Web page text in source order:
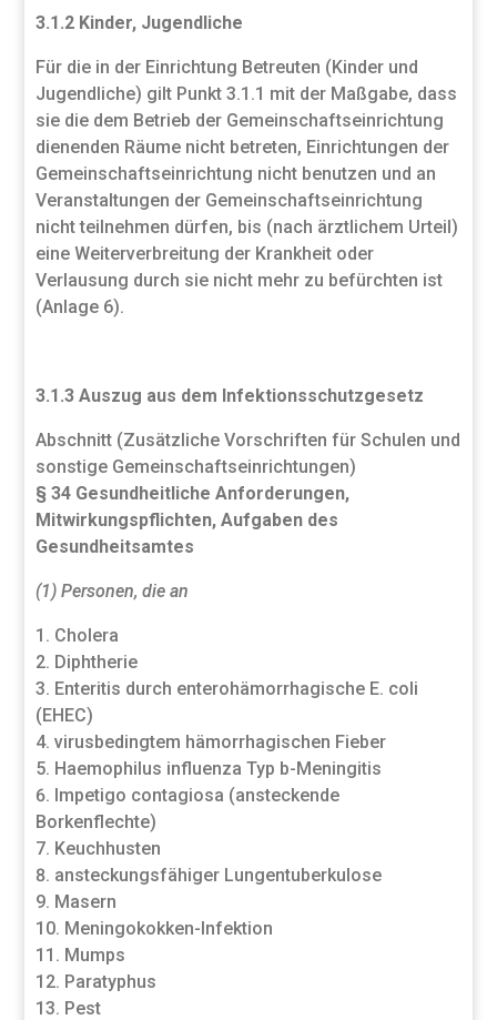
3.1.2 Kinder, Jugendliche
Für die in der Einrichtung Betreuten (Kinder und
Jugendliche) gilt Punkt 3.1.1 mit der Maßgabe, dass
sie die dem Betrieb der Gemeinschaftseinrichtung
dienenden Räume nicht betreten, Einrichtungen der
Gemeinschaftseinrichtung nicht benutzen und an
Veranstaltungen der Gemeinschaftseinrichtung
nicht teilnehmen dürfen, bis (nach ärztlichem Urteil)
eine Weiterverbreitung der Krankheit oder
Verlausung durch sie nicht mehr zu befürchten ist
(Anlage 6).
3.1.3 Auszug aus dem Infektionsschutzgesetz
Abschnitt (Zusätzliche Vorschriften für Schulen und
sonstige Gemeinschaftseinrichtungen)
§ 34 Gesundheitliche Anforderungen,
Mitwirkungspflichten, Aufgaben des
Gesundheitsamtes
(1) Personen, die an
Cholera
Diphtherie
Enteritis durch enterohämorrhagische E. coli
(EHEC)
virusbedingtem hämorrhagischen Fieber
Haemophilus influenza Typ b-Meningitis
Impetigo contagiosa (ansteckende
Borkenflechte)
Keuchhusten
ansteckungsfähiger Lungentuberkulose
Masern
Meningokokken-Infektion
Mumps
Paratyphus
Pest